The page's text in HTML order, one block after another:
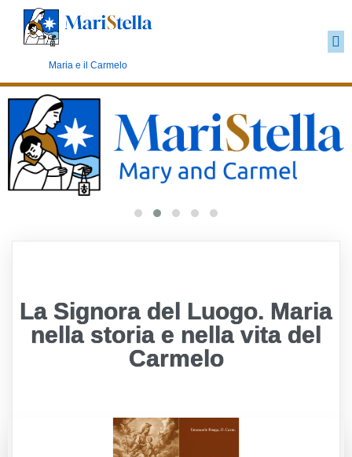
Maria e il Carmelo
La Signora del Luogo. Maria
nella storia e nella vita del
Carmelo